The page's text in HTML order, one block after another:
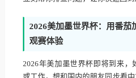
2026美加墨世界杯：用番茄
观赛体验
2026年美加墨世界杯即将到来，